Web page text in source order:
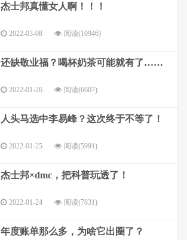
杰士邦真懂女人啊！！！
2022-03-08 阅读(10946)
还缺敬业福？喝杯奶茶可能就有了……
2022-01-26 阅读(6607)
人头马选中李易峰？这次终于不等了！
2022-01-25 阅读(5991)
杰士邦×dmc，把科普玩透了！
2022-01-24 阅读(7831)
年度账单那么多，为啥它出圈了？